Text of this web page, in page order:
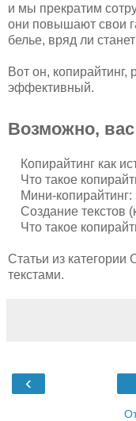
и мы прекратим
они повышают свои
белье, вряд ли
Вот он,
эффективный.
Возможно, вас
Копирайтинг как
Что такое
Мини-копирайтинг:
Создание текстов
Что такое
Статьи из категории
текстами.
‹